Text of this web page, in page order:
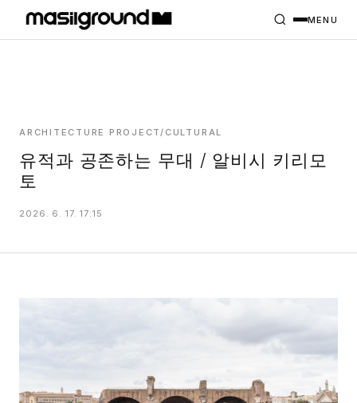
PROJECTS
MASILWIDE
MENU
ARCHITECTURE PROJECT/CULTURAL
유적과 공존하는 무대 / 알비시 키리모
토
2026. 6. 17. 17:15